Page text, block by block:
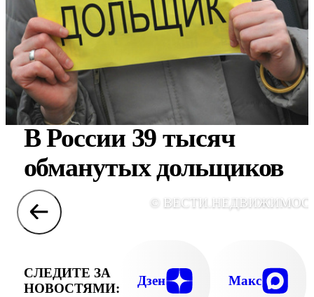
В России 39 тысяч
обманутых дольщиков
©
СЛЕДИТЕ ЗА
НОВОСТЯМИ:
Дзен Макс